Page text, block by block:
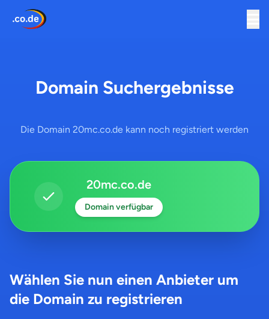
Domain Suchergebnisse
Die Domain 20mc.co.de kann noch registriert werden
20mc.co.de
Domain verfügbar
Wählen Sie nun einen Anbieter um
die Domain zu registrieren